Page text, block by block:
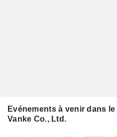
Evénements à venir dans
Vanke Co., Ltd.